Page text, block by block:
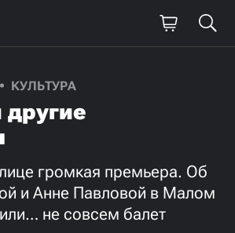
КУЛЬТУРА
громкая премьера. Об
и Анне Павловой в Малом
не совсем балет
работу!
1000